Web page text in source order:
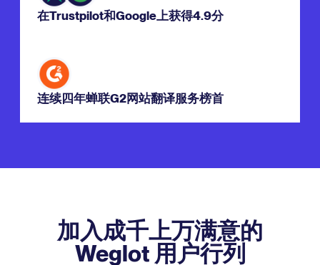
在Trustpilot和Google上获得4.9分
连续四年蝉联G2网站翻译服务榜首
加入成千上万满意的
Weglot 用户行列